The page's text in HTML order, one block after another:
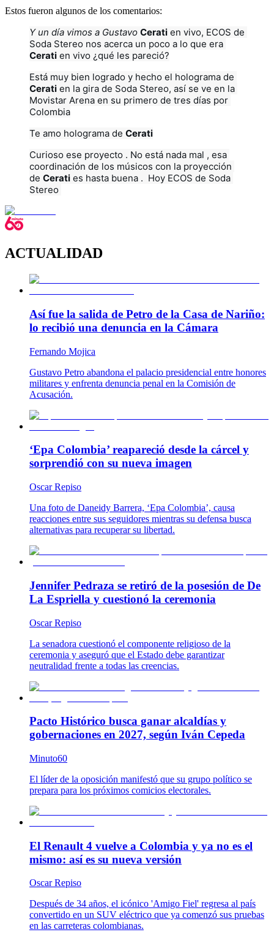
Estos fueron algunos de los comentarios:
Y un día vimos a Gustavo Cerati en vivo, ECOS de
Cerati en vivo ¿qué les pareció?
Cerati en la gira de Soda Stereo, así se ve en la
Movistar Arena en su primero de tres días por
Colombia
Te amo holograma de Cerati
Curioso ese proyecto . No está nada mal , esa
coordinación de los músicos con la proyección
de Cerati es hasta buena .  Hoy ECOS de Soda
Stereo
ACTUALIDAD
Así fue la salida de Petro de la Casa de Nariño:
lo recibió una denuncia en la Cámara
Fernando Mojica
Gustavo Petro abandona el palacio presidencial entre honores
militares y enfrenta denuncia penal en la Comisión de
Acusación.
‘Epa Colombia’ reapareció desde la cárcel y
sorprendió con su nueva imagen
Oscar Repiso
Una foto de Daneidy Barrera, ‘Epa Colombia’, causa
reacciones entre sus seguidores mientras su defensa busca
alternativas para recuperar su libertad.
Jennifer Pedraza se retiró de la posesión de De
La Espriella y cuestionó la ceremonia
Oscar Repiso
La senadora cuestionó el componente religioso de la
ceremonia y aseguró que el Estado debe garantizar
neutralidad frente a todas las creencias.
Pacto Histórico busca ganar alcaldías y
gobernaciones en 2027, según Iván Cepeda
Minuto60
El líder de la oposición manifestó que su grupo político se
prepara para los próximos comicios electorales.
El Renault 4 vuelve a Colombia y ya no es el
mismo: así es su nueva versión
Oscar Repiso
Después de 34 años, el icónico 'Amigo Fiel' regresa al país
convertido en un SUV eléctrico que ya comenzó sus pruebas
en las carreteras colombianas.